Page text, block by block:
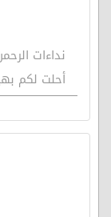
أحلت لكم